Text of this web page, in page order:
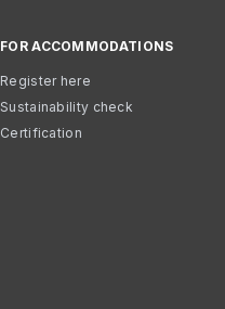
FOR ACCOMMODATIONS
Register here
Sustainability check
Certification